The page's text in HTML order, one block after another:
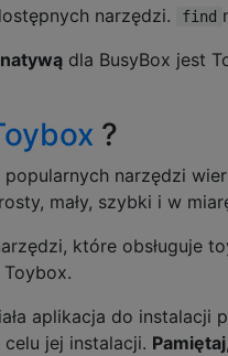
narzędzi. find
dla BusyBox jest
?
popularnych narzędzi
mały, szybki i w
które obsługuje
aplikacja do
celu jej instalacji.